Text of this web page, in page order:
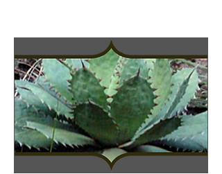
CATA DE TEQUILA
CATA DE TEQUILA
CATA DE TEQUILA
CATA DE TEQUILA
CATA DE TEQUILA